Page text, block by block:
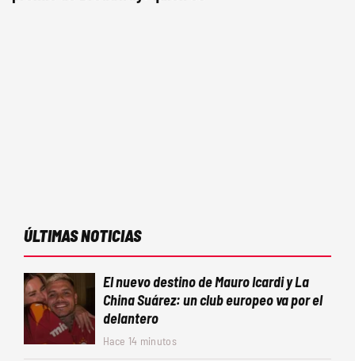
ÚLTIMAS NOTICIAS
El nuevo destino de Mauro Icardi y La
China Suárez: un club europeo va por el
delantero
Hace 14 minutos